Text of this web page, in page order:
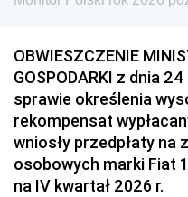
OBWIESZCZENIE
GOSPODARKI z dnia
sprawie określenia
rekompensat
wniosły przedpłaty na
osobowych marki Fiat
na IV kwartał 2026 r.